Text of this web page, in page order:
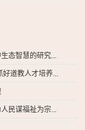
态智慧的研究...
道教人才培养...
民谋福祉为宗...